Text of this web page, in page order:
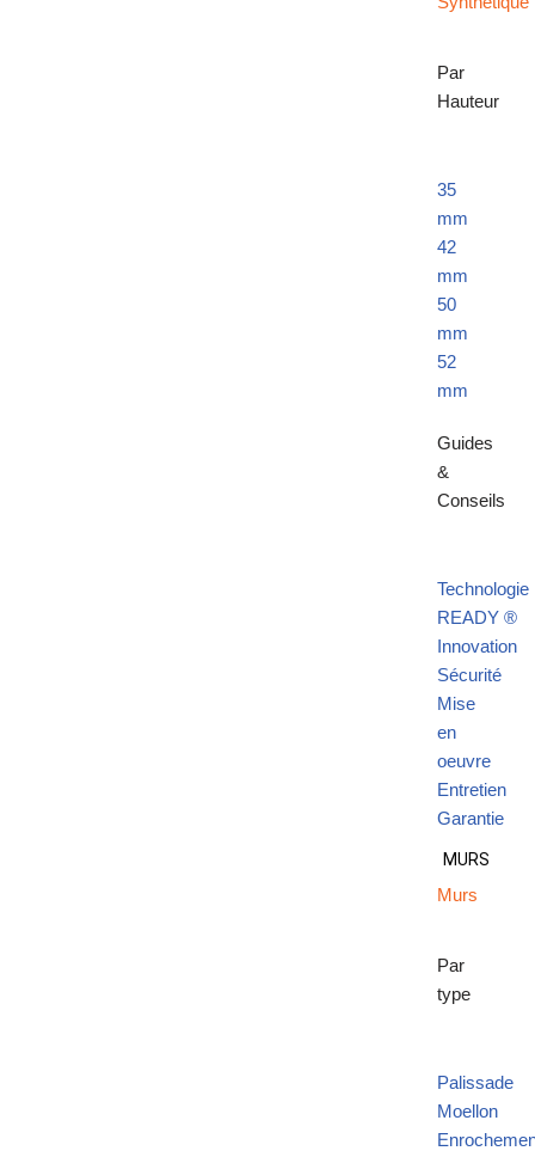
Par
Hauteur
35
mm
42
mm
50
mm
52
mm
Guides
&
Conseils
Technologie
READY ®
Innovation
Sécurité
Mise
en
oeuvre
Entretien
Garantie
MURS
Murs
Par
type
Palissade
Moellon